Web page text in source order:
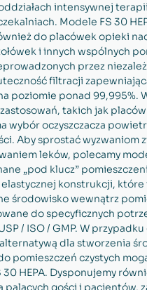
intensywnej
Modele FS 30
do placówek opieki
i innych wspólnych
przez
filtracji
poziomie ponad 99,995%.
takich jak
wybór oczyszczacza
Aby sprostać wyzwaniom
leków, polecamy
„pod klucz”
elastycznej konstrukcji,
środowisko wewnątrz
do specyficznych
/ ISO / GMP. W
dla stworzenia
pomieszczeń czystych
30 HEPA. Dysponujemy
palących gości i pacjentów,